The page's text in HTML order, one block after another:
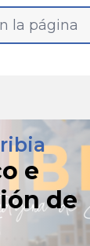
la página
e
de